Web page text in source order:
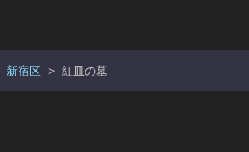
新宿区 > 紅皿の墓